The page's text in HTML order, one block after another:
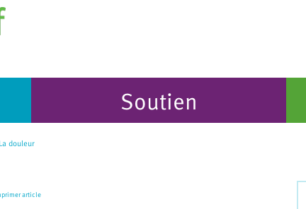
Soutien
La douleur
article